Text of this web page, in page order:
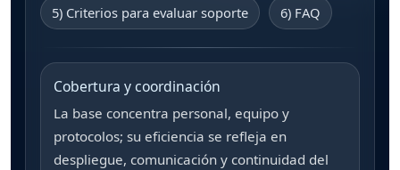
5) Criterios para evaluar soporte 6) FAQ
Cobertura y coordinación
La base concentra personal, equipo y
protocolos; su eficiencia se refleja en
despliegue, comunicación y continuidad del